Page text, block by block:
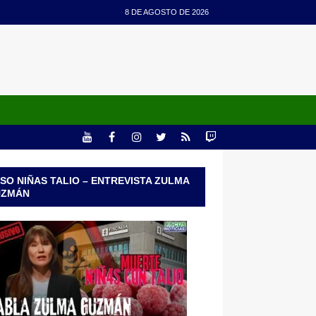
8 DE AGOSTO DE 2026
NIÑAS TALIO – ENTREVISTA ZULMA